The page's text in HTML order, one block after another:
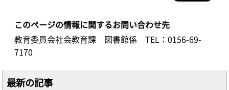
このページの情報に関するお問い合わせ先
教育委員会社会教育課 図書館係
TEL：0156-69-
7170
最新の記事